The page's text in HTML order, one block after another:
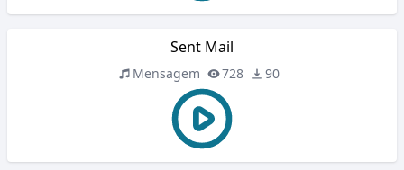
Sent Mail
Mensagem 728 90